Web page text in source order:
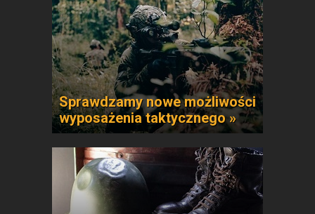
Sprawdzamy nowe możliwości
wyposażenia taktycznego »